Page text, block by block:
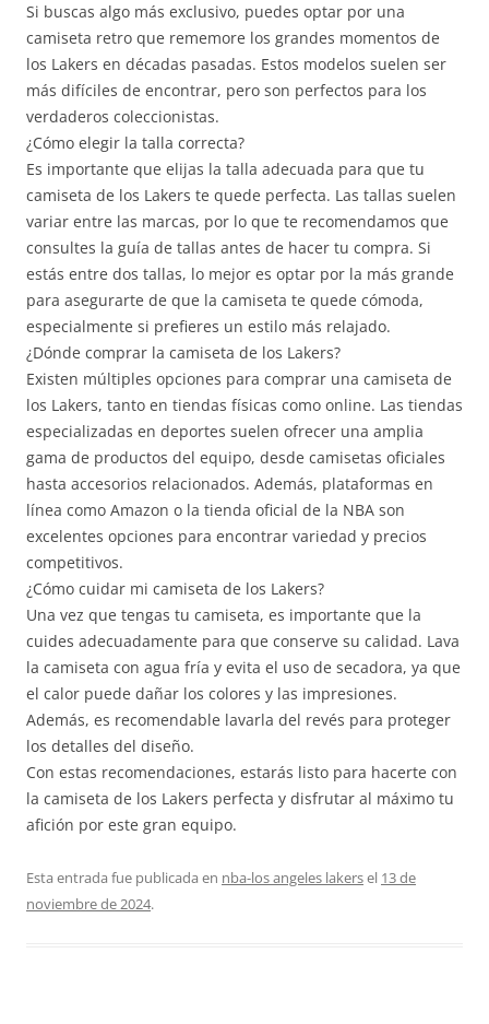
Si buscas algo más exclusivo, puedes optar por una
camiseta retro que rememore los grandes momentos de
los Lakers en décadas pasadas. Estos modelos suelen ser
más difíciles de encontrar, pero son perfectos para los
verdaderos coleccionistas.
¿Cómo elegir la talla correcta?
Es importante que elijas la talla adecuada para que tu
camiseta de los Lakers te quede perfecta. Las tallas suelen
variar entre las marcas, por lo que te recomendamos que
consultes la guía de tallas antes de hacer tu compra. Si
estás entre dos tallas, lo mejor es optar por la más grande
para asegurarte de que la camiseta te quede cómoda,
especialmente si prefieres un estilo más relajado.
¿Dónde comprar la camiseta de los Lakers?
Existen múltiples opciones para comprar una camiseta de
los Lakers, tanto en tiendas físicas como online. Las tiendas
especializadas en deportes suelen ofrecer una amplia
gama de productos del equipo, desde camisetas oficiales
hasta accesorios relacionados. Además, plataformas en
línea como Amazon o la tienda oficial de la NBA son
excelentes opciones para encontrar variedad y precios
competitivos.
¿Cómo cuidar mi camiseta de los Lakers?
Una vez que tengas tu camiseta, es importante que la
cuides adecuadamente para que conserve su calidad. Lava
la camiseta con agua fría y evita el uso de secadora, ya que
el calor puede dañar los colores y las impresiones.
Además, es recomendable lavarla del revés para proteger
los detalles del diseño.
Con estas recomendaciones, estarás listo para hacerte con
la camiseta de los Lakers perfecta y disfrutar al máximo tu
afición por este gran equipo.
Esta entrada fue publicada en nba-los angeles lakersel 13 de
noviembre de 2024.